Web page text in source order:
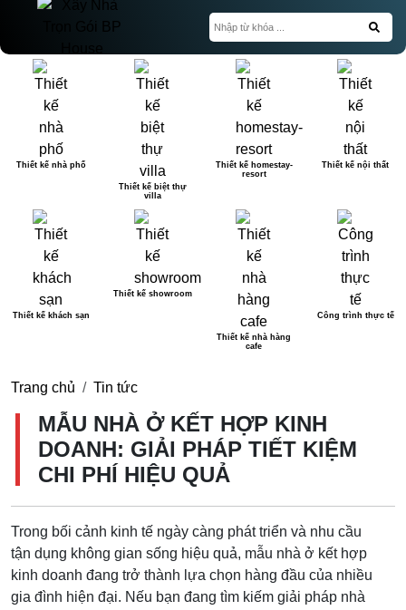
Thiết kế nhà phố
Thiết kế biệt thự
villa
Thiết kế homestay-
resort
Thiết kế nội thất
Thiết kế khách sạn
Thiết kế showroom
Thiết kế nhà hàng
cafe
Công trình thực tế
Trang chủ Tin tức
MẪU NHÀ Ở KẾT HỢP KINH
DOANH: GIẢI PHÁP TIẾT KIỆM
CHI PHÍ HIỆU QUẢ
Trong bối cảnh kinh tế ngày càng phát triển và nhu cầu
tận dụng không gian sống hiệu quả, mẫu nhà ở kết hợp
kinh doanh đang trở thành lựa chọn hàng đầu của nhiều
gia đình hiện đại. Nếu bạn đang tìm kiếm giải pháp nhà